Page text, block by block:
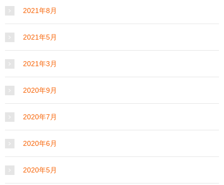
2021年8月
2021年5月
2021年3月
2020年9月
2020年7月
2020年6月
2020年5月